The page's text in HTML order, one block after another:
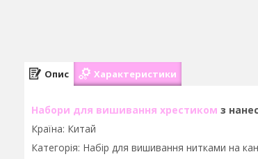
Опис Характеристики
Набори для вишивання хрестиком з
Країна: Китай
Категорія: Набір для вишивання нитками на